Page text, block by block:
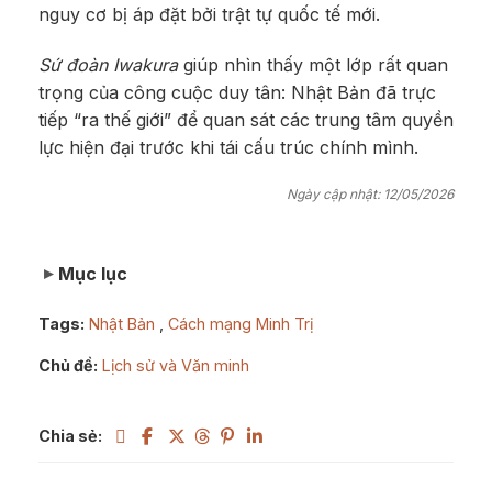
nguy cơ bị áp đặt bởi trật tự quốc tế mới.
Sứ đoàn Iwakuragiúp nhìn thấy một lớp rất quan
trọng của công cuộc duy tân: Nhật Bản đã trực
tiếp “ra thế giới” để quan sát các trung tâm quyền
lực hiện đại trước khi tái cấu trúc chính mình.
Ngày cập nhật: 12/05/2026
Mục lục
Tags: Nhật Bản Cách mạng Minh Trị
Chủ đề: Lịch sử và Văn minh
Chia sẻ: